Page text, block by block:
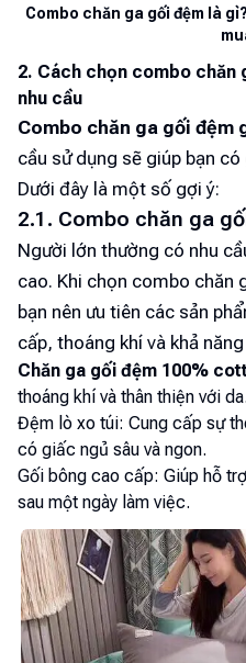
Combo chăn ga gối đệm là
2. Cách chọn combo chăn
nhu cầu
Combo chăn ga gối đệm
cầu sử dụng sẽ giúp bạn
Dưới đây là một số gợi ý:
2.1. Combo chăn ga
Người lớn thường có nhu
cao. Khi chọn combo chăn
bạn nên ưu tiên các sản
cấp, thoáng khí và khả
Chăn ga gối đệm 100%
thoáng khí và thân thiện với da.
Đệm lò xo túi: Cung cấp sự
có giấc ngủ sâu và ngon.
Gối bông cao cấp: Giúp hỗ
sau một ngày làm việc.